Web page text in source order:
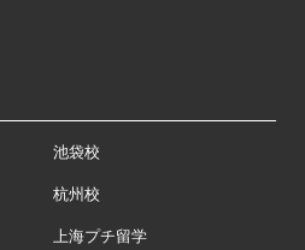
池袋校
杭州校
上海プチ留学